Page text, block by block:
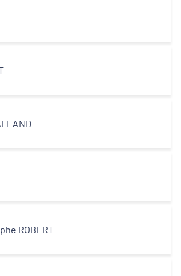
territoriales pour l’emploi
ROBERT